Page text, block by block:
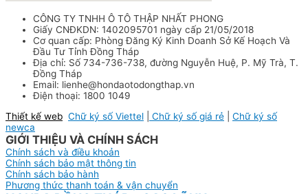
CÔNG TY TNHH Ô TÔ THẬP NHẤT PHONG
Giấy CNĐKDN: 1402095701 ngày cấp 21/05/2018
Cơ quan cấp: Phòng Đăng Ký Kinh Doanh Sở Kế Hoạch Và
Đầu Tư Tỉnh Đồng Tháp
Địa chỉ: Số 734-736-738, đường Nguyễn Huệ, P. Mỹ Trà, T.
Đồng Tháp
Email: lienhe@hondaotodongthap.vn
Điện thoại: 1800 1049
Thiết kế web Chữ ký số Viettel Chữ ký số giá rẻ
Chữ ký số
newca
GIỚI THIỆU VÀ CHÍNH SÁCH
Chính sách và điều khoản
Chính sách bảo mật thông tin
Chính sách bảo hành
Phương thức thanh toán & vận chuyển